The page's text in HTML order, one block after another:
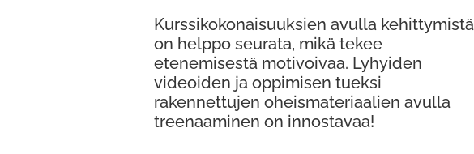
Kurssikokonaisuuksien avulla kehittymistä
on helppo seurata, mikä tekee
etenemisestä motivoivaa. Lyhyiden
videoiden ja oppimisen tueksi
rakennettujen oheismateriaalien avulla
treenaaminen on innostavaa!